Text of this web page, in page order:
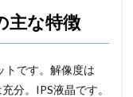
主な特徴
トです。解像度は
分。IPS液晶です。